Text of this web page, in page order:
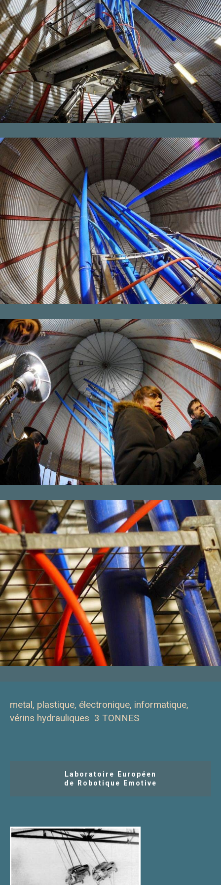
metal, plastique, électronique, informatique,
vérins hydrauliques 3 TONNES
Laboratoire Européen
de Robotique Emotive